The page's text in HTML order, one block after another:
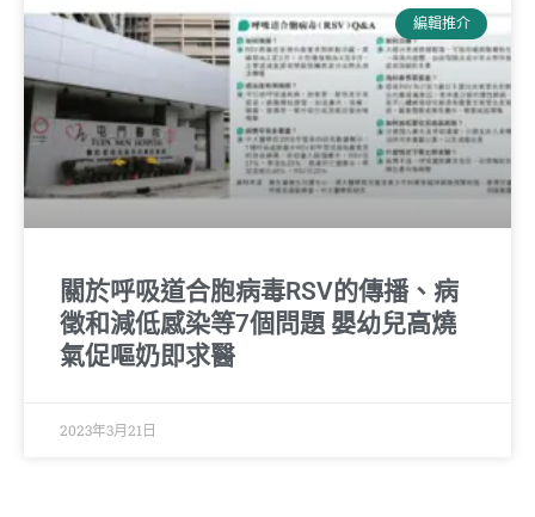
編輯推介
關於呼吸道合胞病毒RSV的傳播、病
徵和減低感染等7個問題 嬰幼兒高燒
氣促嘔奶即求醫
2023年3月21日